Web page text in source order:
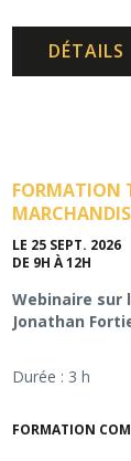
DÉTAILS
FORMATION
LE 25 SEPT. 2026
DE 9H À 12H
Webinaire sur
Jonathan
Durée : 3 h
FORMATION